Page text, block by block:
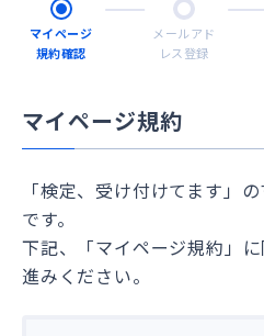
マイページ
規約確認
メールアド
レス登録
マイページ規約
「検定、受け付けてます」
です。
下記、「マイページ規約」
進みください。